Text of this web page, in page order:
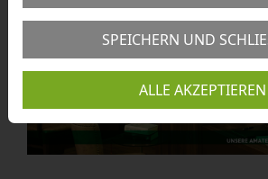
SPEICHERN UND
ALLE AKZEPTIEREN